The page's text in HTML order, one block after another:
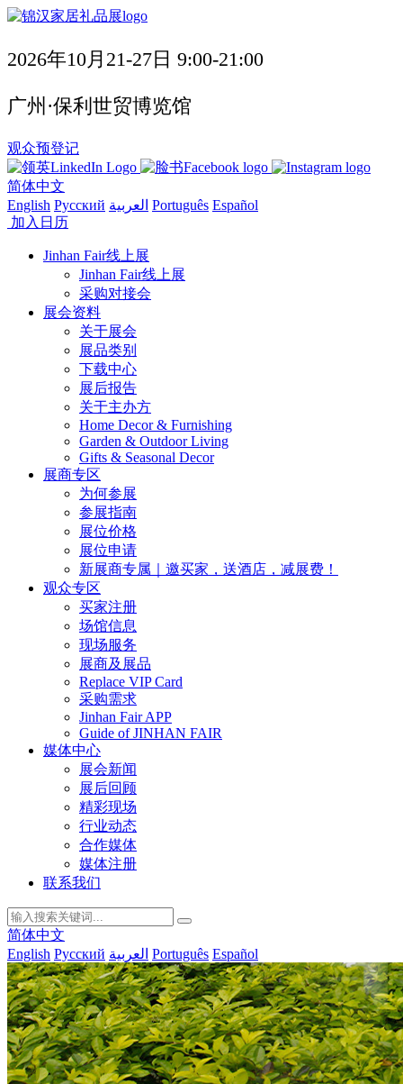
2026年10月21-27日 9:00-21:00
广州·保利世贸博览馆
观众预登记
简体中文
English Русский العربية Português Español
加入日历
Jinhan Fair线上展
Jinhan Fair线上展
采购对接会
展会资料
关于展会
展品类别
下载中心
展后报告
关于主办方
Home Decor & Furnishing
Garden & Outdoor Living
Gifts & Seasonal Decor
展商专区
为何参展
参展指南
展位价格
展位申请
新展商专属｜邀买家，送酒店，减展费！
观众专区
买家注册
场馆信息
现场服务
展商及展品
Replace VIP Card
采购需求
Jinhan Fair APP
Guide of JINHAN FAIR
媒体中心
展会新闻
展后回顾
精彩现场
行业动态
合作媒体
媒体注册
联系我们
简体中文
English Русский العربية Português Español